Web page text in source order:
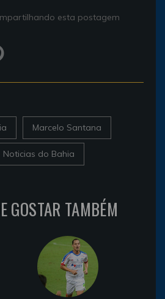
esta postagem
Marcelo Santana
Noticias do Bahia
GOSTAR TAMBÉM